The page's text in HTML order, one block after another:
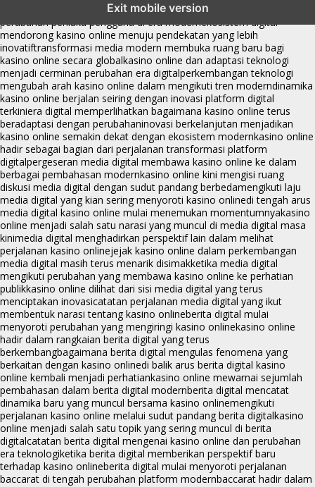
Exit mobile version
perkembangan kasino online mencerminkan
perubahan perilaku pengguna di era modernekosistem digital
mendorong kasino online menuju pendekatan yang lebih
inovatiftransformasi media modern membuka ruang baru bagi
kasino online secara globalkasino online dan adaptasi teknologi
menjadi cerminan perubahan era digitalperkembangan teknologi
mengubah arah kasino online dalam mengikuti tren moderndinamika
kasino online berjalan seiring dengan inovasi platform digital
terkiniera digital memperlihatkan bagaimana kasino online terus
beradaptasi dengan perubahaninovasi berkelanjutan menjadikan
kasino online semakin dekat dengan ekosistem modernkasino online
hadir sebagai bagian dari perjalanan transformasi platform
digitalpergeseran media digital membawa kasino online ke dalam
berbagai pembahasan modernkasino online kini mengisi ruang
diskusi media digital dengan sudut pandang berbedamengikuti laju
media digital yang kian sering menyoroti kasino onlinedi tengah arus
media digital kasino online mulai menemukan momentumnyakasino
online menjadi salah satu narasi yang muncul di media digital masa
kinimedia digital menghadirkan perspektif lain dalam melihat
perjalanan kasino onlinejejak kasino online dalam perkembangan
media digital masih terus menarik disimakketika media digital
mengikuti perubahan yang membawa kasino online ke perhatian
publikkasino online dilihat dari sisi media digital yang terus
menciptakan inovasicatatan perjalanan media digital yang ikut
membentuk narasi tentang kasino onlineberita digital mulai
menyoroti perubahan yang mengiringi kasino onlinekasino online
hadir dalam rangkaian berita digital yang terus
berkembangbagaimana berita digital mengulas fenomena yang
berkaitan dengan kasino onlinedi balik arus berita digital kasino
online kembali menjadi perhatiankasino online mewarnai sejumlah
pembahasan dalam berita digital modernberita digital mencatat
dinamika baru yang muncul bersama kasino onlinemengikuti
perjalanan kasino online melalui sudut pandang berita digitalkasino
online menjadi salah satu topik yang sering muncul di berita
digitalcatatan berita digital mengenai kasino online dan perubahan
era teknologiketika berita digital memberikan perspektif baru
terhadap kasino onlineberita digital mulai menyoroti perjalanan
baccarat di tengah perubahan platform modernbaccarat hadir dalam